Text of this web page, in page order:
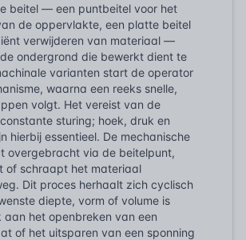
beitel — een puntbeitel voor het
de oppervlakte, een platte beitel
verwijderen van materiaal —
ondergrond die bewerkt dient te
varianten start de operator
waarna een reeks snelle,
volgt. Het vereist van de
sturing; hoek, druk en
hierbij essentieel. De mechanische
overgebracht via de beitelpunt,
of schraapt het materiaal
Dit proces herhaalt zich cyclisch
diepte, vorm of volume is
aan het openbreken van een
of het uitsparen van een sponning